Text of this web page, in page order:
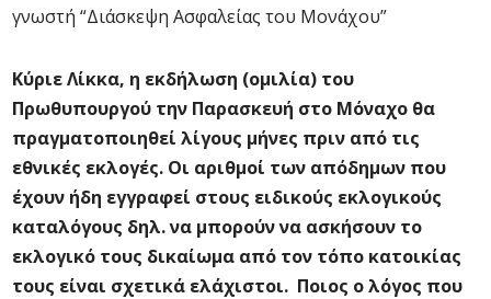
γνωστή “Διάσκεψη Ασφαλείας του Μονάχου”
Κύριε Λίκκα, η εκδήλωση (ομιλία) του
Πρωθυπουργού την Παρασκευή στο Μόναχο θα
πραγματοποιηθεί λίγους μήνες πριν από τις
εθνικές εκλογές. Οι αριθμοί των απόδημων που
έχουν ήδη εγγραφεί στους ειδικούς εκλογικούς
καταλόγους δηλ. να μπορούν να ασκήσουν το
εκλογικό τους δικαίωμα από τον τόπο κατοικίας
τους είναι σχετικά ελάχιστοι. Ποιος ο λόγος που